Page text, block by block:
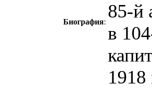
Биография:
85-й
в